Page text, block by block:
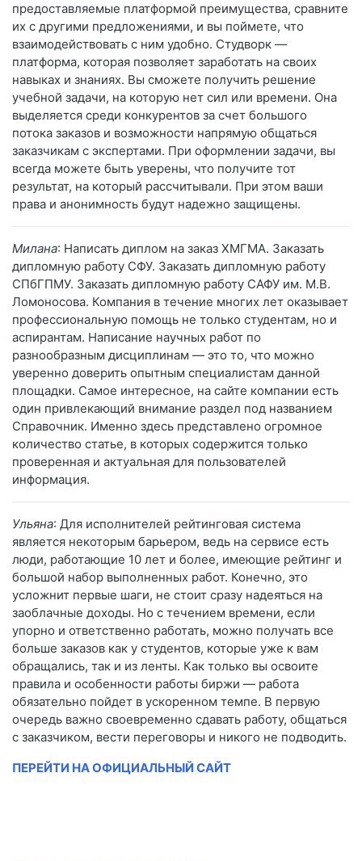
предоставляемые платформой преимущества, сравните
их с другими предложениями, и вы поймете, что
взаимодействовать с ним удобно. Студворк —
платформа, которая позволяет заработать на своих
навыках и знаниях. Вы сможете получить решение
учебной задачи, на которую нет сил или времени. Она
выделяется среди конкурентов за счет большого
потока заказов и возможности напрямую общаться
заказчикам с экспертами. При оформлении задачи, вы
всегда можете быть уверены, что получите тот
результат, на который рассчитывали. При этом ваши
права и анонимность будут надежно защищены.
Милана: Написать диплом на заказ ХМГМА. Заказать
дипломную работу СФУ. Заказать дипломную работу
СПбГПМУ. Заказать дипломную работу САФУ им. М.В.
Ломоносова. Компания в течение многих лет оказывает
профессиональную помощь не только студентам, но и
аспирантам. Написание научных работ по
разнообразным дисциплинам — это то, что можно
уверенно доверить опытным специалистам данной
площадки. Самое интересное, на сайте компании есть
один привлекающий внимание раздел под названием
Справочник. Именно здесь представлено огромное
количество статье, в которых содержится только
проверенная и актуальная для пользователей
информация.
Ульяна: Для исполнителей рейтинговая система
является некоторым барьером, ведь на сервисе есть
люди, работающие 10 лет и более, имеющие рейтинг и
большой набор выполненных работ. Конечно, это
усложнит первые шаги, не стоит сразу надеяться на
заоблачные доходы. Но с течением времени, если
упорно и ответственно работать, можно получать все
больше заказов как у студентов, которые уже к вам
обращались, так и из ленты. Как только вы освоите
правила и особенности работы биржи — работа
обязательно пойдет в ускоренном темпе. В первую
очередь важно своевременно сдавать работу, общаться
с заказчиком, вести переговоры и никого не подводить.
ПЕРЕЙТИ НА ОФИЦИАЛЬНЫЙ САЙТ